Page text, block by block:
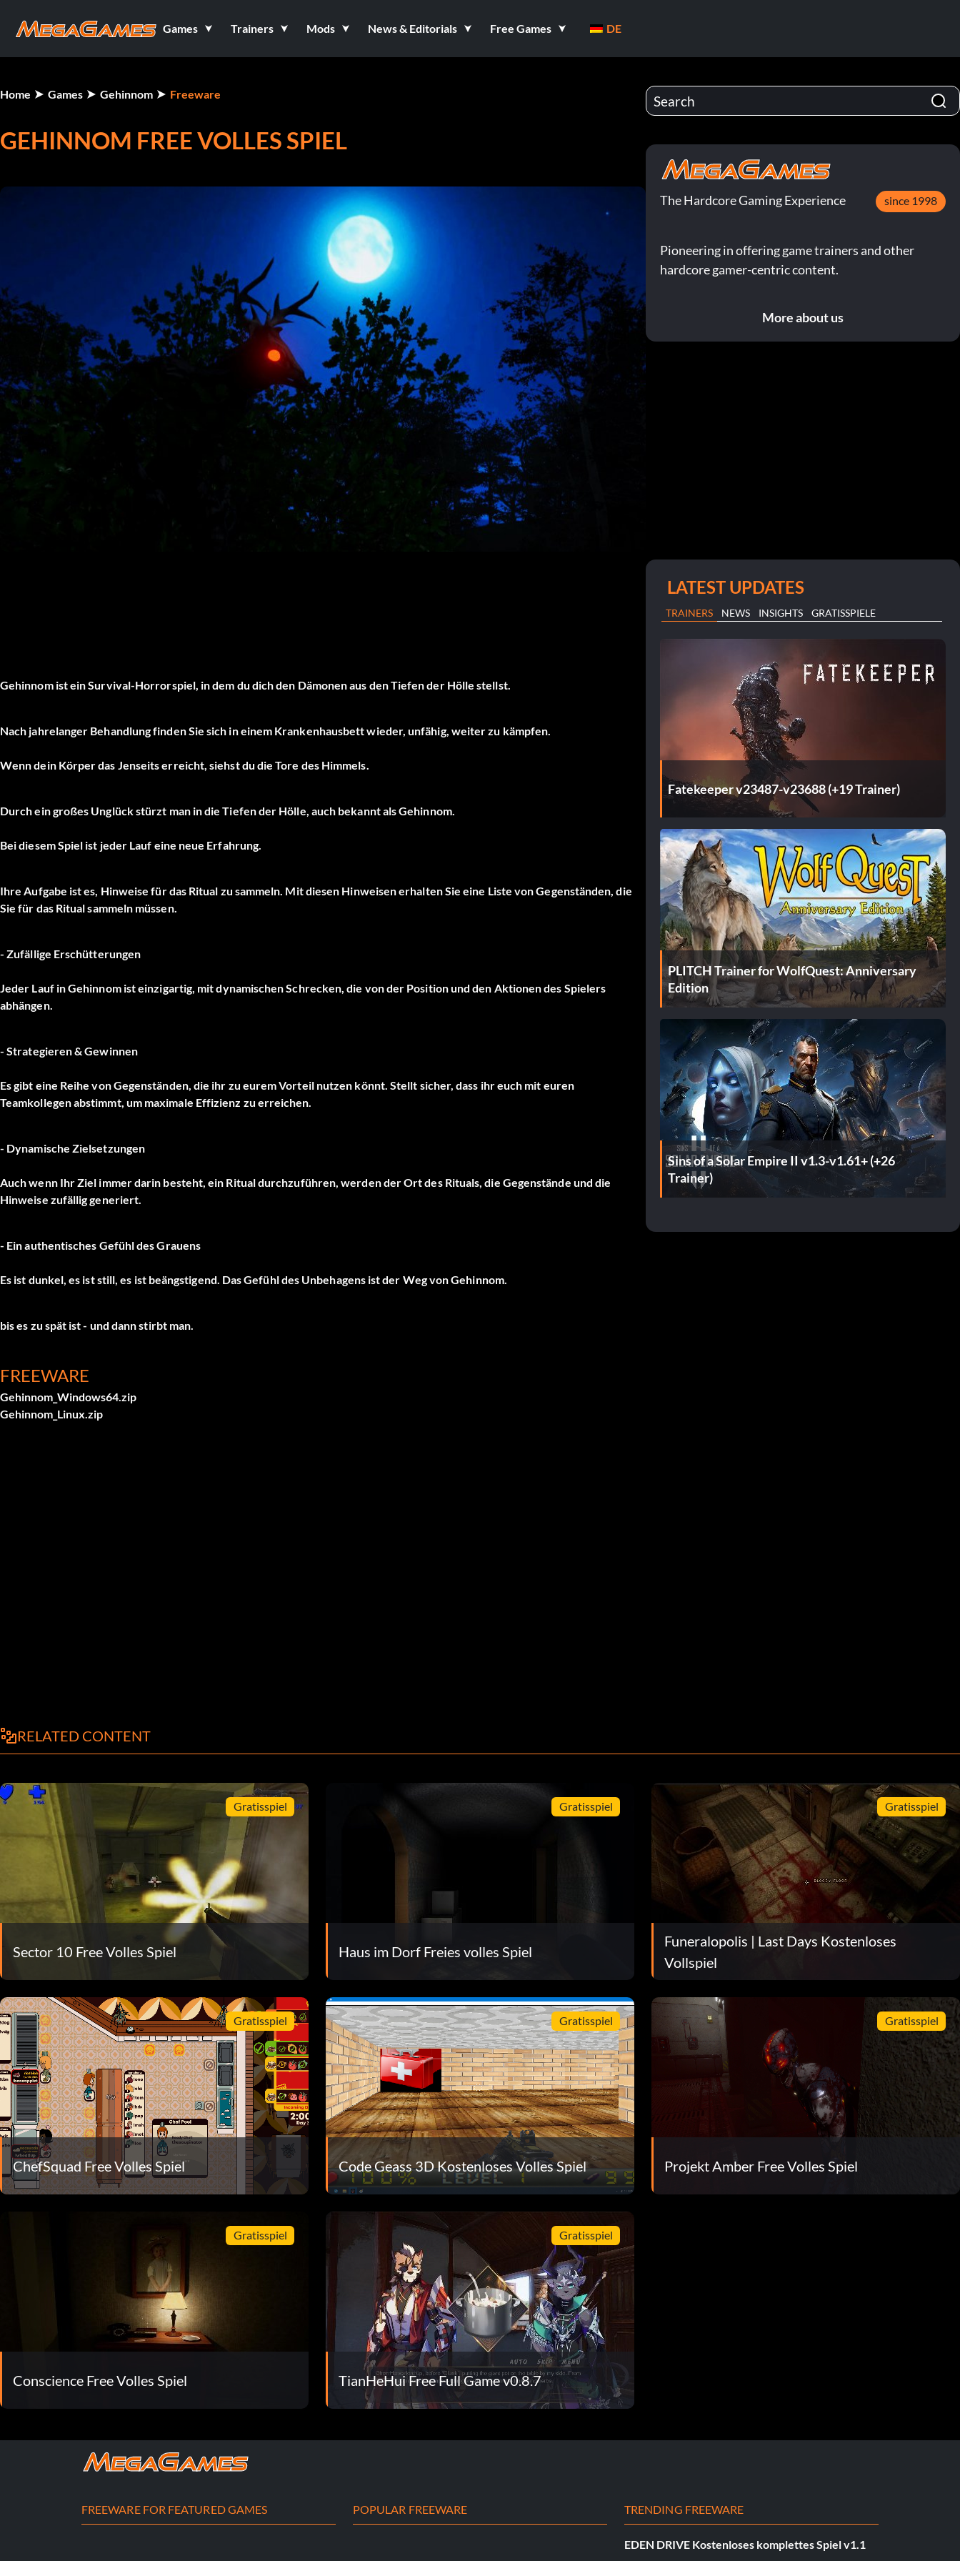
Games Trainers Mods News & Editorials Free Games DE
Home Games Gehinnom Freeware
GEHINNOM FREE VOLLES SPIEL
Gehinnom ist ein Survival-Horrorspiel, in dem du dich den Dämonen aus den Tiefen der Hölle stellst.
Nach jahrelanger Behandlung finden Sie sich in einem Krankenhausbett wieder, unfähig, weiter zu kämpfen.
Wenn dein Körper das Jenseits erreicht, siehst du die Tore des Himmels.
Durch ein großes Unglück stürzt man in die Tiefen der Hölle, auch bekannt als Gehinnom.
Bei diesem Spiel ist jeder Lauf eine neue Erfahrung.
Ihre Aufgabe ist es, Hinweise für das Ritual zu sammeln. Mit diesen Hinweisen erhalten Sie eine Liste von Gegenständen, die
Sie für das Ritual sammeln müssen.
- Zufällige Erschütterungen
Jeder Lauf in Gehinnom ist einzigartig, mit dynamischen Schrecken, die von der Position und den Aktionen des Spielers
abhängen.
- Strategieren & Gewinnen
Es gibt eine Reihe von Gegenständen, die ihr zu eurem Vorteil nutzen könnt. Stellt sicher, dass ihr euch mit euren
Teamkollegen abstimmt, um maximale Effizienz zu erreichen.
- Dynamische Zielsetzungen
Auch wenn Ihr Ziel immer darin besteht, ein Ritual durchzuführen, werden der Ort des Rituals, die Gegenstände und die
Hinweise zufällig generiert.
- Ein authentisches Gefühl des Grauens
Es ist dunkel, es ist still, es ist beängstigend. Das Gefühl des Unbehagens ist der Weg von Gehinnom.
bis es zu spät ist - und dann stirbt man.
FREEWARE
Gehinnom_Windows64.zip
Gehinnom_Linux.zip
The Hardcore Gaming Experience since 1998
Pioneering in offering game trainers and other
hardcore gamer-centric content.
More about us
LATEST UPDATES
TRAINERS NEWS INSIGHTS GRATISSPIELE
Fatekeeper v23487-v23688 (+19 Trainer)
PLITCH Trainer for WolfQuest: Anniversary
Edition
Sins of a Solar Empire II v1.3-v1.61+ (+26
Trainer)
RELATED CONTENT
Gratisspiel
Sector 10 Free Volles Spiel
Gratisspiel
Haus im Dorf Freies volles Spiel
Gratisspiel
Funeralopolis | Last Days Kostenloses
Vollspiel
Gratisspiel
ChefSquad Free Volles Spiel
Gratisspiel
Code Geass 3D Kostenloses Volles Spiel
Gratisspiel
Projekt Amber Free Volles Spiel
Gratisspiel
Conscience Free Volles Spiel
Gratisspiel
TianHeHui Free Full Game v0.8.7
FREEWARE FOR FEATURED GAMES POPULAR FREEWARE TRENDING FREEWARE
EDEN DRIVE Kostenloses komplettes Spiel v1.1